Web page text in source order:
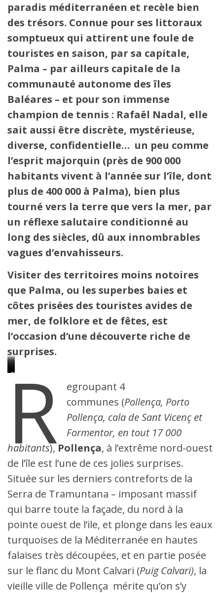
paradis méditerranéen et recèle bien
des trésors. Connue pour ses littoraux
somptueux qui attirent une foule de
touristes en saison, par sa capitale,
Palma – par ailleurs capitale de la
communauté autonome des îles
Baléares – et pour son immense
champion de tennis : Rafaël Nadal, elle
sait aussi être discrète, mystérieuse,
diverse, confidentielle… un peu comme
l’esprit majorquin (près de 900 000
habitants vivent à l’année sur l’île, dont
plus de 400 000 à Palma), bien plus
tourné vers la terre que vers la mer, par
un réflexe salutaire conditionné au
long des siècles, dû aux innombrables
vagues d’envahisseurs.
Visiter des territoires moins notoires
que Palma, ou les superbes baies et
côtes prisées des touristes avides de
mer, de folklore et de fêtes, est
l’occasion d’une découverte riche de
surprises.
Tour
Tramuntana
Guillaume
Surprise
R
egroupant 4
communes (Pollença, Porto
Pollença, cala de Sant Vicenç et
Formentor, en tout 17 000
habitants),Pollença, à l’extrême nord-ouest
de l’île est l’une de ces jolies surprises.
Située sur les derniers contreforts de la
Serra de Tramuntana – imposant massif
qui barre toute la façade, du nord à la
pointe ouest de l’ile, et plonge dans les eaux
turquoises de la Méditerranée en hautes
falaises très découpées, et en partie posée
sur le flanc du Mont Calvari (Puig Calvari), la
vieille ville de Pollença mérite qu’on s’y